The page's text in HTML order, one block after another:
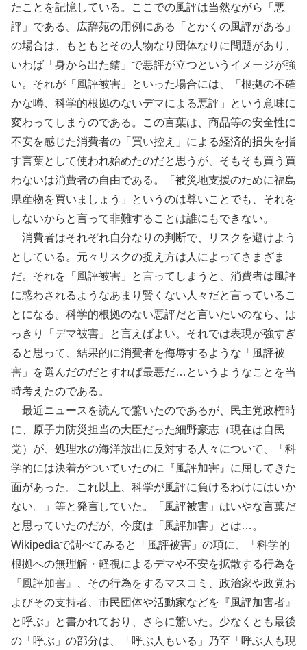
たことを記憶している。ここでの風評は当然ながら「悪
評」である。広辞苑の用例にある「とかくの風評がある」
の場合は、もともとその人物なり団体なりに問題があり、
いわば「身から出た錆」で悪評が立つというイメージが強
い。それが「風評被害」といった場合には、「根拠の不確
かな噂、科学的根拠のないデマによる悪評」という意味に
変わってしまうのである。この言葉は、商品等の安全性に
不安を感じた消費者の「買い控え」による経済的損失を指
す言葉として使われ始めたのだと思うが、そもそも買う買
わないは消費者の自由である。「被災地支援のために福島
県産物を買いましょう」というのは尊いことでも、それを
しないからと言って非難することは誰にもできない。
消費者はそれぞれ自分なりの判断で、リスクを避けよう
としている。元々リスクの捉え方は人によってさまざま
だ。それを「風評被害」と言ってしまうと、消費者は風評
に惑わされるようなあまり賢くない人々だと言っているこ
とになる。科学的根拠のない悪評だと言いたいのなら、は
っきり「デマ被害」と言えばよい。それでは表現が強すぎ
ると思って、結果的に消費者を侮辱するような「風評被
害」を選んだのだとすれば最悪だ…というようなことを当
時考えたのである。
最近ニュースを読んで驚いたのであるが、民主党政権時
に、原子力防災担当の大臣だった細野豪志（現在は自民
党）が、処理水の海洋放出に反対する人々について、「科
学的には決着がついていたのに『風評加害』に屈してきた
面があった。これ以上、科学が風評に負けるわけにはいか
ない。」等と発言していた。「風評被害」はいやな言葉だ
と思っていたのだが、今度は「風評加害」とは…。
Wikipediaで調べてみると「風評被害」の項に、「科学的
根拠への無理解・軽視によるデマや不安を拡散する行為を
『風評加害』、その行為をするマスコミ、政治家や政党お
よびその支持者、市民団体や活動家などを『風評加害者』
と呼ぶ」と書かれており、さらに驚いた。少なくとも最後
の「呼ぶ」の部分は、「呼ぶ人もいる」乃至「呼ぶ人も現